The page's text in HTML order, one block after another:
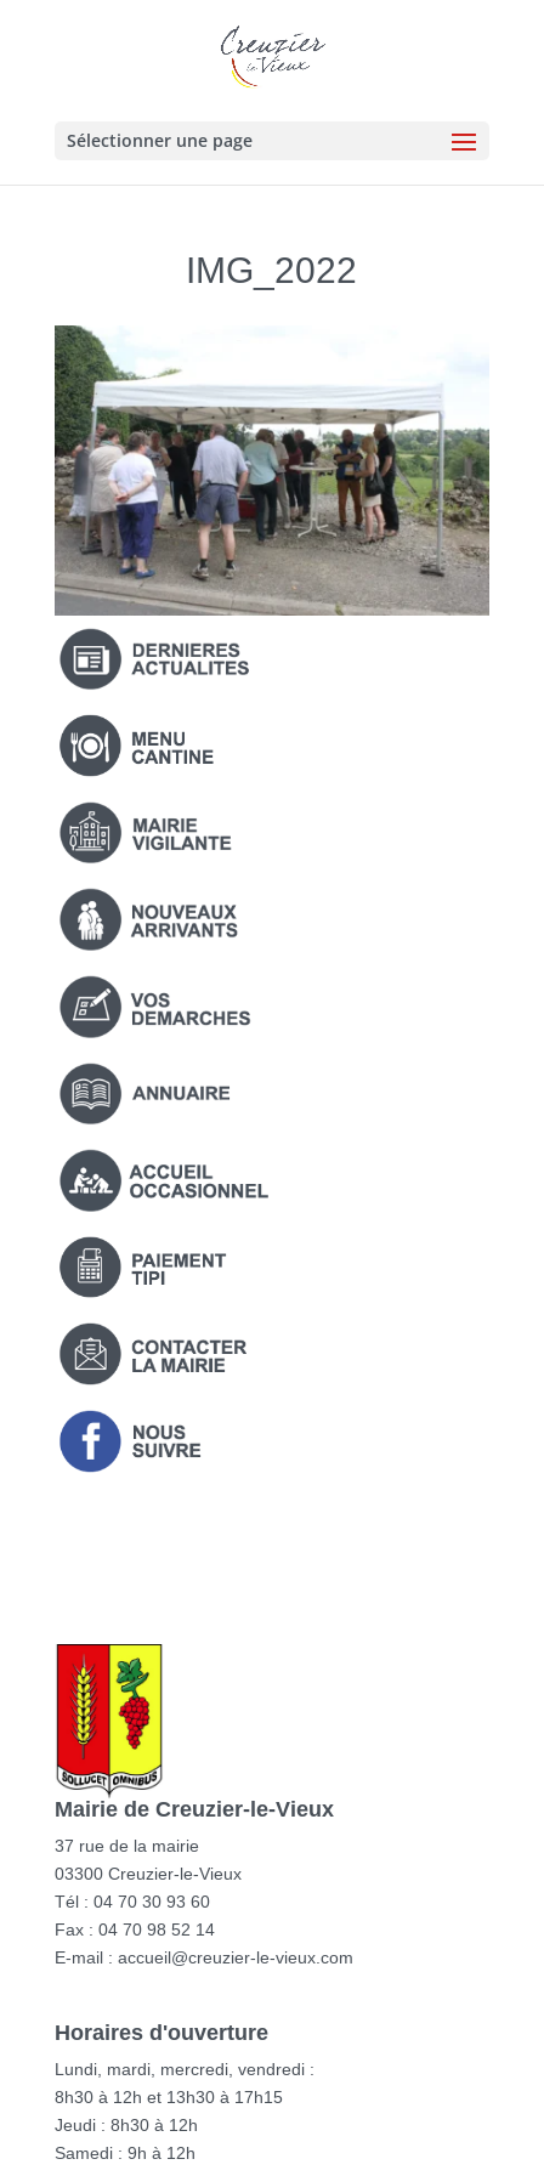
Sélectionner une page
IMG_2022
Mairie de Creuzier-le-Vieux
37 rue de la mairie
03300 Creuzier-le-Vieux
Tél : 04 70 30 93 60
Fax : 04 70 98 52 14
E-mail : accueil@creuzier-le-vieux.com
Horaires d'ouverture
Lundi, mardi, mercredi, vendredi :
8h30 à 12h et 13h30 à 17h15
Jeudi : 8h30 à 12h
Samedi : 9h à 12h